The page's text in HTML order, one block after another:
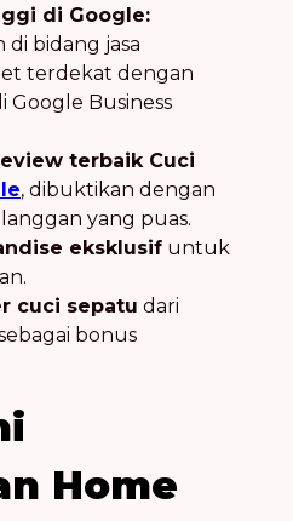
di Google:
bidang jasa
terdekat dengan
Google Business
terbaik Cuci
, dibuktikan dengan
yang puas.
eksklusif untuk
cuci sepatu dari
bonus
Home